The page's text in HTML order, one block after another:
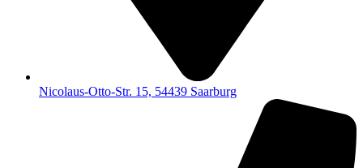
Nicolaus-Otto-Str. 15, 54439 Saarburg